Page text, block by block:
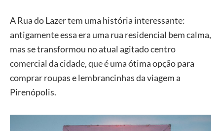
A Rua do Lazer tem uma história interessante:
antigamente essa era uma rua residencial bem calma,
mas se transformou no atual agitado centro
comercial da cidade, que é uma ótima opção para
comprar roupas e lembrancinhas da viagem a
Pirenópolis.